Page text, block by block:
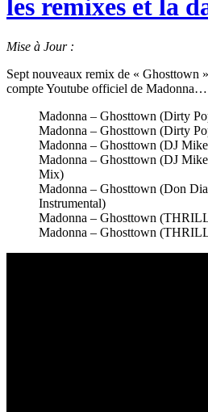
les remixes et la
Mise à Jour :
Sept nouveaux remix de « Ghosttown
compte Youtube officiel de Madonna…
Madonna – Ghosttown (Dirty
Madonna – Ghosttown (Dirty
Madonna – Ghosttown (DJ
Madonna – Ghosttown (DJ
Mix)
Madonna – Ghosttown (Don
Instrumental)
Madonna – Ghosttown
Madonna – Ghosttown